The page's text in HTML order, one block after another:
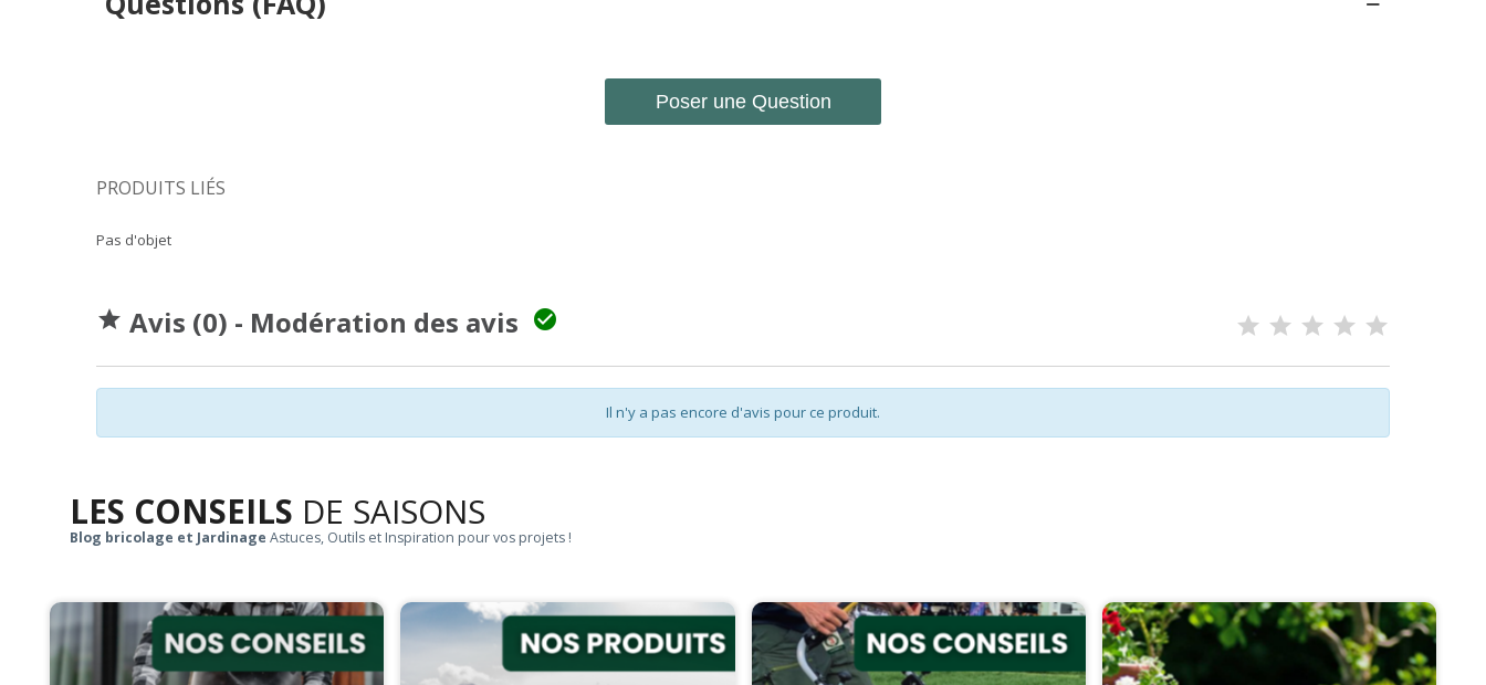
Poser une Question
PRODUITS LIÉS
Pas d'objet
 Avis (0) - Modération des avis 
Il n'y a pas encore d'avis pour ce produit.
LES CONSEILS DE SAISONS
Blog bricolage et Jardinage Astuces, Outils et Inspiration pour vos projets !